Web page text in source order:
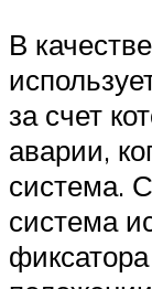
В
за счет
аварии,
система.
система